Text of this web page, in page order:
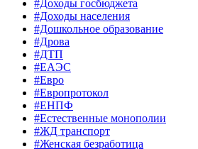
#Доходы госбюджета
#Доходы населения
#Дошкольное образование
#Дрова
#ДТП
#ЕАЭС
#Евро
#Европротокол
#ЕНПФ
#Естественные монополии
#ЖД транспорт
#Женская безработица